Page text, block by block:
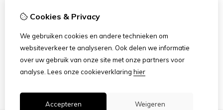
Verlanglijst
Klantenservice
Retourneren
Sitemap
Cookies & Privacy
We gebruiken cookies en andere technieken om
websiteverkeer te analyseren. Ook delen we informatie
over uw gebruik van onze site met onze partners voor
analyse. Lees onze cookieverklaring hier
Accepteren Weigeren